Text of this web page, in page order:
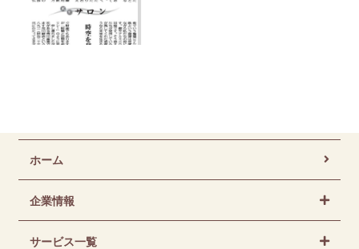
ホーム
企業情報
サービス一覧